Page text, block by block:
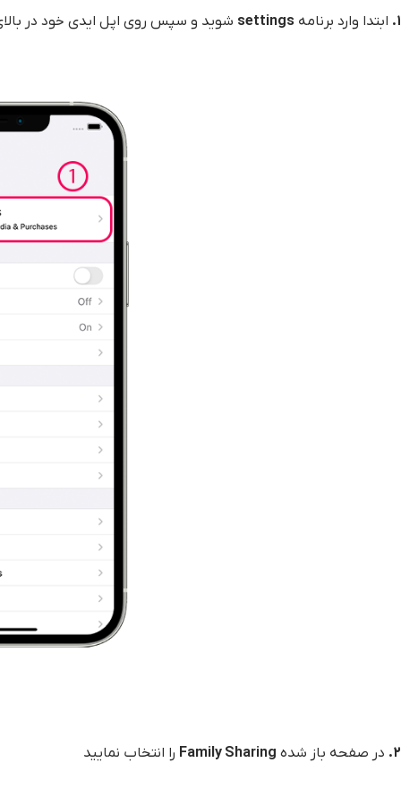
۱. ابتدا وارد برنامه settings شوید و سپس روی اپل ایدی خود در
۲. در صفحه باز شده Family Sharing را انتخاب نمایید